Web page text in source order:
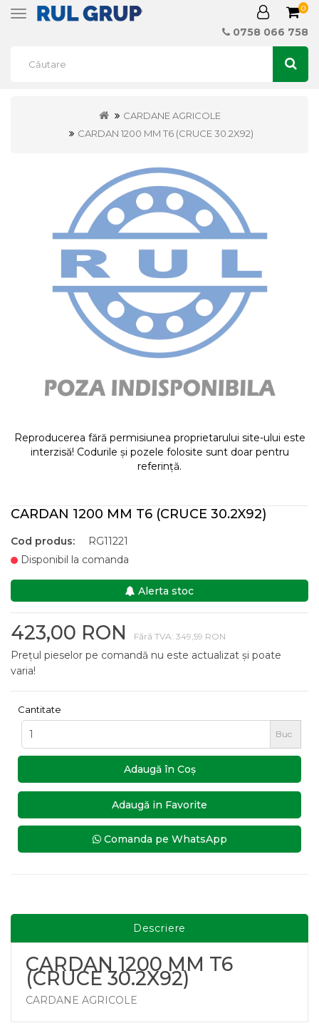
Toggle
0
0758 066 758
CARDANE AGRICOLE
CARDAN 1200 MM T6 (CRUCE 30.2X92)
Reproducerea fără permisiunea proprietarului site-ului este
interzisă! Codurile și pozele folosite sunt doar pentru
referință.
CARDAN 1200 MM T6 (CRUCE 30.2X92)
Cod produs:
RG11221
Disponibil la comanda
Alerta stoc
423,00 RON Fără TVA: 349,59 RON
Prețul pieselor pe comandă nu este actualizat și poate
varia!
Cantitate
Buc
Adaugă în Coş
Adaugă in Favorite
Comanda pe WhatsApp
Descriere
CARDAN 1200 MM T6
(CRUCE 30.2X92)
CARDANE AGRICOLE